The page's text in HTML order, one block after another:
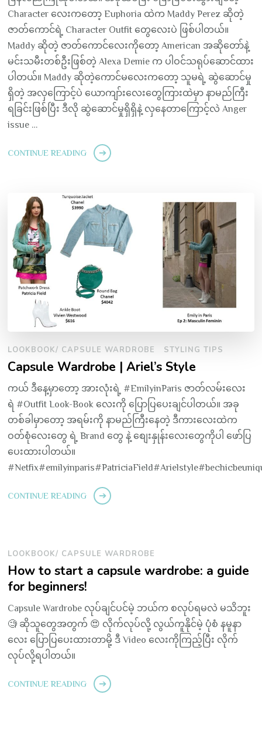
Character လေးကတော့ Euphoria ထဲက Maddy Perez ဆိုတဲ့
ဇာတ်ကောင်ရဲ့ Character Outfit တွေလေးပဲ ဖြစ်ပါတယ်။
Maddy ဆိုတဲ့ ဇာတ်ကောင်လေးကိုတော့ American အဆိုတော်နဲ့
မင်းသမီးတစ်ဦးဖြစ်တဲ့ Alexa Demie က ပါဝင်သရုပ်ဆောင်ထား
ပါတယ်။ Maddy ဆိုတဲ့ကောင်မလေးကတော့ သူမရဲ့ ဆွဲဆောင်မှု
ရှိတဲ့ အလှကြောင့်ပဲ ယောကျာ်းလေးတွေကြားထဲမှာ နာမည်ကြီး
ရခြင်းဖြစ်ပြီး ဒီလို ဆွဲဆောင်မှုရှိရှိနဲ့ လှနေတာကြောင့်လဲ Anger
issue …
CONTINUE READING
LOOKBOOK/ CAPSULE WARDROBE STYLING TIPS
Capsule Wardrobe | Ariel’s Style
ကယ် ဒီနေ့မှာတော့ အားလုံးရဲ့ #EmilyinParis ဇာတ်လမ်းလေး
ရဲ #Outfit Look-Book လေးကို ပြောပြပေးချင်ပါတယ်။ အခု
တစ်ခါမှာတော့ အရမ်းကို နာမည်ကြီးနေတဲ့ ဒီကားလေးထဲက
ဝတ်စုံလေးတွေ ရဲ့ Brand တွေ နဲ့ စျေးနှုန်းလေးတွေကိုပါ ဖော်ပြ
ပေးထားပါတယ်။
CONTINUE READING
LOOKBOOK/ CAPSULE WARDROBE
How to start a capsule wardrobe: a guide
for beginners!
Capsule Wardrobe လုပ်ချင်ပင်မဲ့ ဘယ်က စလုပ်ရမလဲ မသိဘူး
🧐 ဆိုသူတွေအတွက် 😍 လိုက်လုပ်လို့ လွယ်ကူနိုင်မဲ့ ပုံစံ နမူနာ
လေး ပြောပြပေးထားတာမို့ ဒီ Video လေးကိုကြည့်ပြီး လိုက်
လုပ်လို့ရပါတယ်။
CONTINUE READING